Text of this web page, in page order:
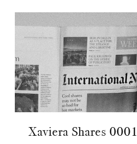
Xaviera Shares 0001